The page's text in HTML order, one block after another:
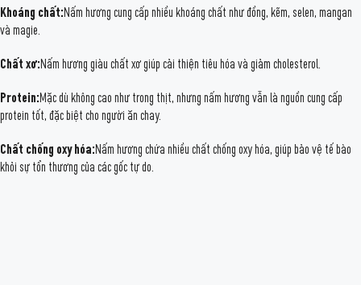
Khoáng chất:Nấm hương cung cấp nhiều khoáng chất như đồng, kẽm, selen, mangan
và magie.
Chất xơ:Nấm hương giàu chất xơ giúp cải thiện tiêu hóa và giảm cholesterol.
Protein:Mặc dù không cao như trong thịt, nhưng nấm hương vẫn là nguồn cung cấp
protein tốt, đặc biệt cho người ăn chay.
Chất chống oxy hóa:Nấm hương chứa nhiều chất chống oxy hóa, giúp bảo vệ tế bào
khỏi sự tổn thương của các gốc tự do.